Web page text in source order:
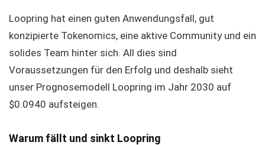
Loopring hat einen guten Anwendungsfall, gut
konzipierte Tokenomics, eine aktive Community und ein
solides Team hinter sich. All dies sind
Voraussetzungen für den Erfolg und deshalb sieht
unser Prognosemodell Loopring im Jahr 2030 auf
$0.0940 aufsteigen.
Warum fällt und sinkt Loopring